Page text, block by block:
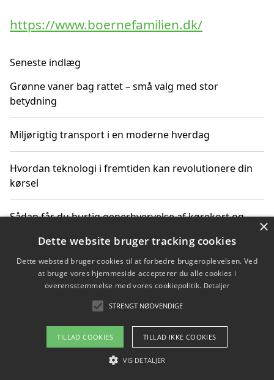
https://www.boernefamilien.dk/
Seneste indlæg
Grønne vaner bag rattet – små valg med stor
betydning
Miljørigtig transport i en moderne hverdag
Hvordan teknologi i fremtiden kan revolutionere din
kørsel
Sådan får du hurtig generhvervelse af kørekort og
Sådan lærer du miljørigtig kørsel hos en køreskole i
Gentofte
Copyright 2026 - Pilanto Aps
Om / kontakt
×
Dette website bruger tracking cookies
Dette websted bruger cookies til at forbedre brugeroplevelsen. Ved
at bruge vores hjemmeside accepterer du alle cookies i
overensstemmelse med vores cookiepolitik. Detaljer
STRENGT NØDVENDIGE
TILLAD COOKIES TILLAD IKKE COOKIES
VIS DETALJER